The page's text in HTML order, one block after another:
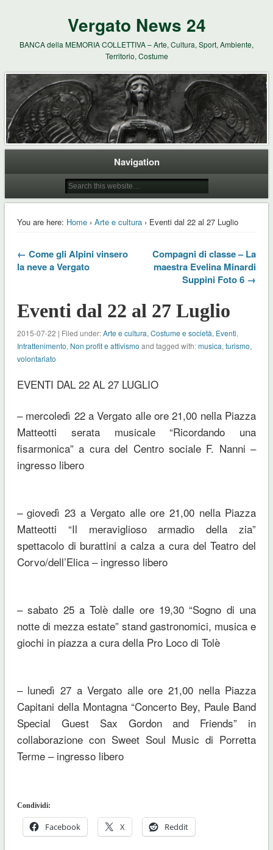
Vergato News 24
BANCA della MEMORIA COLLETTIVA – Arte, Cultura, Sport, Ambiente,
Territorio, Costume
Navigation
You are here: Home› Arte e cultura› Eventi dal 22 al 27 Luglio
← Come gli Alpini vinsero
la neve a Vergato
Compagni di classe – La
maestra Evelina Minardi
Suppini Foto 6 →
Eventi dal 22 al 27 Luglio
2015-07-22 | Filed under:Arte e cultura, Costume e società, Eventi,
Intrattenimento, Non profit e attivismo and tagged with:musica, turismo,
volontariato
EVENTI DAL 22 AL 27 LUGLIO
– mercoledì 22 a Vergato alle ore 21,00 nella Piazza
Matteotti serata musicale “Ricordando una
fisarmonica” a cura del Centro sociale F. Nanni –
ingresso libero
– giovedì 23 a Vergato alle ore 21,00 nella Piazza
Matteotti “Il meraviglioso armadio della zia”
spettacolo di burattini a calza a cura del Teatro del
Corvo/dell’Elica – ingresso libero
– sabato 25 a Tolè dalle ore 19,30“Sogno di una
notte di mezza estate” stand gastronomici, musica e
giochi in piazza a cura della Pro Loco di Tolè
– lunedì 27 a Vergato alle ore 21,00 nella Piazza
Capitani della Montagna “Concerto Bey, Paule Band
Special Guest Sax Gordon and Friends” in
collaborazione con Sweet Soul Music di Porretta
Terme – ingresso libero
Condividi:
Facebook X Reddit